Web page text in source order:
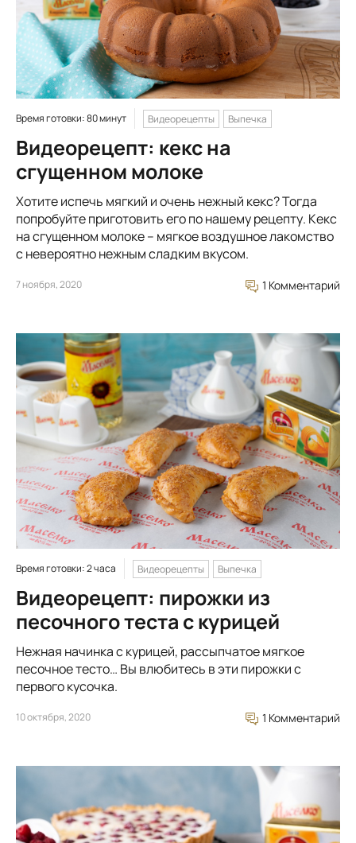
Время готовки: 80 минут Видеорецепты Выпечка
Видеорецепт: кекс на
сгущенном молоке
Хотите испечь мягкий и очень нежный кекс? Тогда
попробуйте приготовить его по нашему рецепту. Кекс
на сгущенном молоке – мягкое воздушное лакомство
с невероятно нежным сладким вкусом.
7 ноября, 2020 1 Комментарий
Время готовки: 2 часа Видеорецепты Выпечка
Видеорецепт: пирожки из
песочного теста с курицей
Нежная начинка с курицей, рассыпчатое мягкое
песочное тесто… Вы влюбитесь в эти пирожки с
первого кусочка.
10 октября, 2020 1 Комментарий